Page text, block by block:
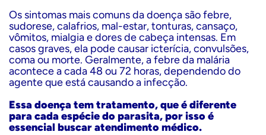
Os sintomas mais comuns da doença são febre,
sudorese, calafrios, mal-estar, tonturas, cansaço,
vômitos, mialgia e dores de cabeça intensas. Em
casos graves, ela pode causar icterícia, convulsões,
coma ou morte. Geralmente, a febre da malária
acontece a cada 48 ou 72 horas, dependendo do
agente que está causando a infecção.
Essa doença tem tratamento, que é diferente
para cada espécie do parasita, por isso é
essencial buscar atendimento médico.